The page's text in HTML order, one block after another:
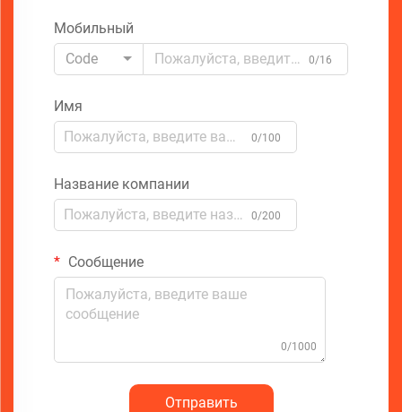
Мобильный
Code
0/16
Имя
0/100
Название компании
0/200
Сообщение
0/1000
Отправить